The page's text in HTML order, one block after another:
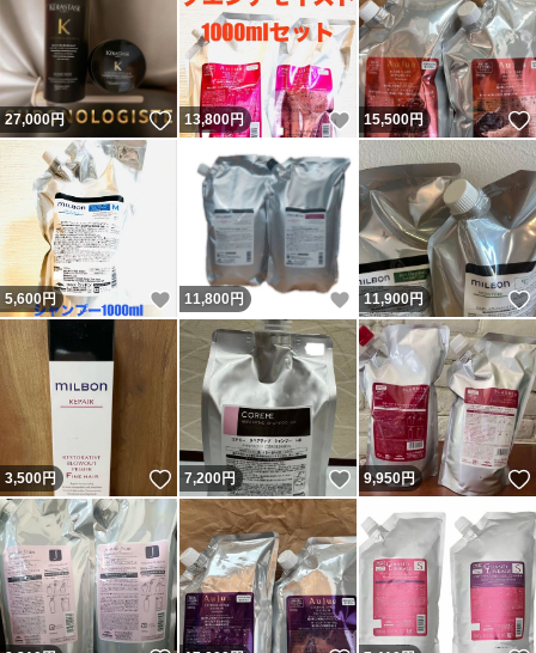
27,000円 いいね！
13,800円 いいね！
15,500円
5,600円 いいね！
11,800 円 いいね！
11,900円
3,500円 いいね！
7,200円 いいね！
9,950円